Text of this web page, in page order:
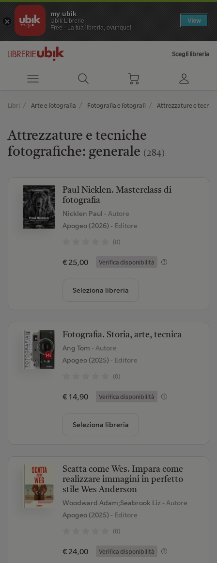
my ubik
Ubik Librerie
Free - La tua libreria, ovunque!
View
Scegli libreria
Libri Arte e fotografia Fotografia e fotografi Attrezzature e
Attrezzature e tecniche
fotografiche: generale (284)
Paul Nicklen. Masterclass di
fotografia
Nicklen Paul - Autore
Apogeo (2026)- Editore
(0)
€ 25,00 Verifica disponibilità
Seleziona libreria
Fotografia. Storia, arte, tecnica
Ang Tom - Autore
Apogeo (2025)- Editore
(0)
€ 14,90 Verifica disponibilità
Seleziona libreria
Scatta come Wes. Impara come
realizzare immagini in perfetto
stile Wes Anderson
Woodward Adam;Seabrook Liz - Autore
Apogeo (2025)- Editore
(0)
€ 24,00 Verifica disponibilità